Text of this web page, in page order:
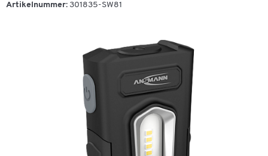
Artikelnummer: 301835-SW81